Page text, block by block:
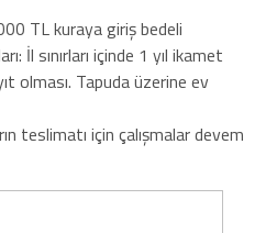
TL kuraya giriş bedeli
İl sınırları içinde 1 yıl ikamet
olması. Tapuda üzerine ev
teslimatı için çalışmalar devem